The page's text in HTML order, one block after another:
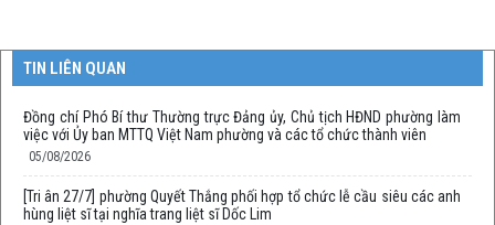
TIN LIÊN QUAN
Đồng chí Phó Bí thư Thường trực Đảng ủy, Chủ tịch HĐND phường làm
việc với Ủy ban MTTQ Việt Nam phường và các tổ chức thành viên
05/08/2026
[Tri ân 27/7] phường Quyết Thắng phối hợp tổ chức lễ cầu siêu các anh
hùng liệt sĩ tại nghĩa trang liệt sĩ Dốc Lim